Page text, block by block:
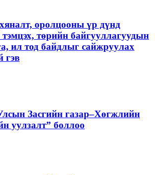
оролцооны үр дүнд
тэмцэх, төрийн байгууллагуудын
ил тод байдлыг сайжруулах
гэв
Засгийн газар–Хөгжлийн
уулзалт” боллоо